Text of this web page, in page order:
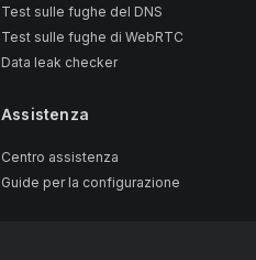
Test sulle fughe del DNS
Test sulle fughe di WebRTC
Data leak checker
Assistenza
Centro assistenza
Guide per la configurazione